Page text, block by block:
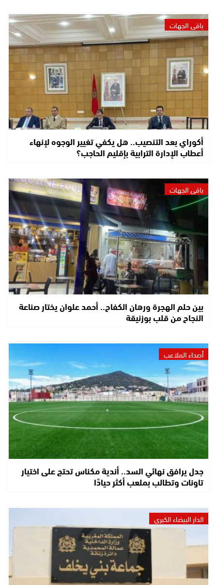
باقي الجهات
أكوراي بعد التنصيب.. هل يكفي تغيير الوجوه لإنهاء
أعطاب الإدارة الترابية بإقليم الحاجب؟
باقي الجهات
بين حلم الهجرة ورهان الكفاح.. أحمد علوان يختار صناعة
النجاح من قلب بوزنيقة
أصداء الملاعب
جدل يرافق نهائي السد.. أندية مكناس تحتج على اختيار
تاونات وتطالب بملعب أكثر حيادًا
الدار البيضاء الكبرى